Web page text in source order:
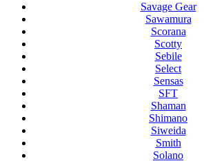
Savage Gear
Sawamura
Scorana
Scotty
Sebile
Select
Sensas
SFT
Shaman
Shimano
Siweida
Smith
Solano